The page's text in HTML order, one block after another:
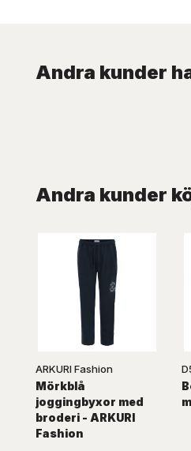
Andra kunder
Andra kunder
ARKURI Fashion
Mörkblå
joggingbyxor med
broderi - ARKURI
Fashion